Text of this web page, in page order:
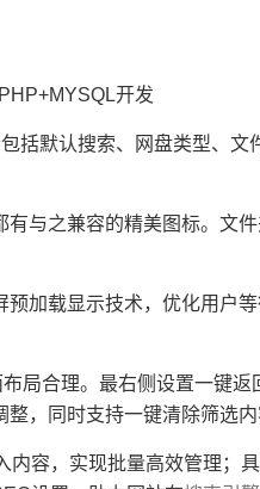
开发
括默认搜索、网盘类型、
与之兼容的精美图标。文
加载显示技术，优化用户
局合理。最右侧设置一键
，同时支持一键清除筛选内
内容，实现批量高效管理；